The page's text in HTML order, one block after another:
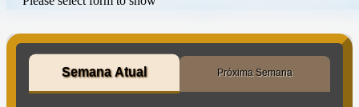
Semana Atual Próxima Semana